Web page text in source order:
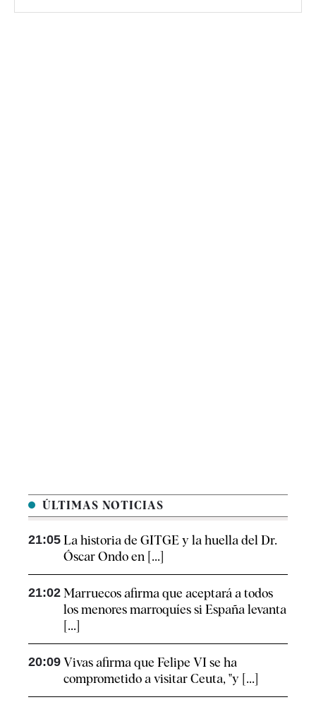
ÚLTIMAS NOTICIAS
21:05 La historia de GITGE y la huella del Dr.
Óscar Ondo en [...]
21:02 Marruecos afirma que aceptará a todos
los menores marroquíes si España levanta
[...]
20:09 Vivas afirma que Felipe VI se ha
comprometido a visitar Ceuta, "y [...]